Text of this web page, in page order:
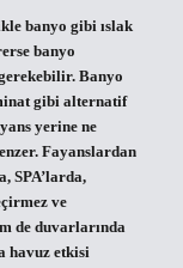
banyo gibi ıslak
banyo
Banyo
gibi alternatif
yerine ne
Fayanslardan
SPA’larda,
ve
de duvarlarında
havuz etkisi